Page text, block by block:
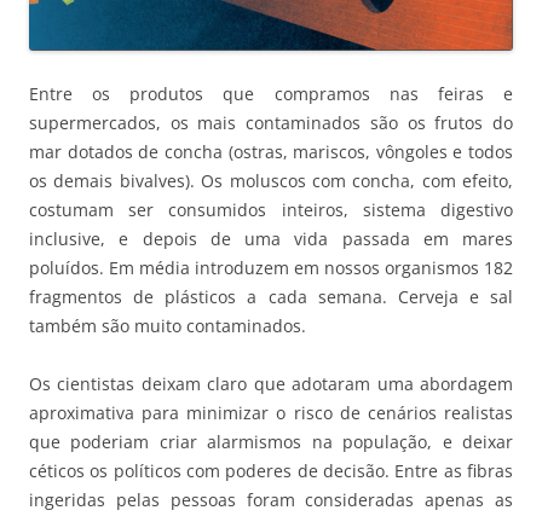
Entre os produtos que compramos nas feiras e
supermercados, os mais contaminados são os frutos do
mar dotados de concha (ostras, mariscos, vôngoles e todos
os demais bivalves). Os moluscos com concha, com efeito,
costumam ser consumidos inteiros, sistema digestivo
inclusive, e depois de uma vida passada em mares
poluídos. Em média introduzem em nossos organismos 182
fragmentos de plásticos a cada semana. Cerveja e sal
também são muito contaminados.
Os cientistas deixam claro que adotaram uma abordagem
aproximativa para minimizar o risco de cenários realistas
que poderiam criar alarmismos na população, e deixar
céticos os políticos com poderes de decisão. Entre as fibras
ingeridas pelas pessoas foram consideradas apenas as